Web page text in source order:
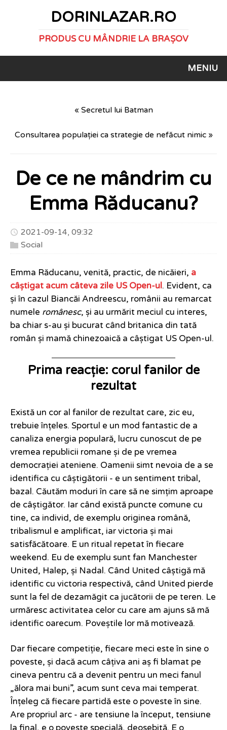
DORINLAZAR.RO
PRODUS CU MÂNDRIE LA BRAȘOV
MENIU
« Secretul lui Batman
Consultarea populației ca strategie de nefăcut nimic »
De ce ne mândrim cu
Emma Răducanu?
2021-09-14, 09:32
Social
Emma Răducanu, venită, practic, de nicăieri, a
câștigat acum câteva zile US Open-ul. Evident, ca
și în cazul Biancăi Andreescu, românii au remarcat
numele românesc, și au urmărit meciul cu interes,
ba chiar s-au și bucurat când britanica din tată
român și mamă chinezoaică a câștigat US Open-ul.
Prima reacție: corul fanilor de
rezultat
Există un cor al fanilor de rezultat care, zic eu,
trebuie înțeles. Sportul e un mod fantastic de a
canaliza energia populară, lucru cunoscut de pe
vremea republicii romane și de pe vremea
democrației ateniene. Oamenii simt nevoia de a se
identifica cu câștigătorii - e un sentiment tribal,
bazal. Căutăm moduri în care să ne simțim aproape
de câștigător. Iar când există puncte comune cu
tine, ca individ, de exemplu originea română,
tribalismul e amplificat, iar victoria și mai
satisfăcătoare. E un ritual repetat în fiecare
weekend. Eu de exemplu sunt fan Manchester
United, Halep, și Nadal. Când United câștigă mă
identific cu victoria respectivă, când United pierde
sunt la fel de dezamăgit ca jucătorii de pe teren. Le
urmăresc activitatea celor cu care am ajuns să mă
identific oarecum. Poveștile lor mă motivează.
Dar fiecare competiție, fiecare meci este în sine o
poveste, și dacă acum câțiva ani aș fi blamat pe
cineva pentru că a devenit pentru un meci fanul
„ălora mai buni”, acum sunt ceva mai temperat.
Înțeleg că fiecare partidă este o poveste în sine.
Are propriul arc - are tensiune la început, tensiune